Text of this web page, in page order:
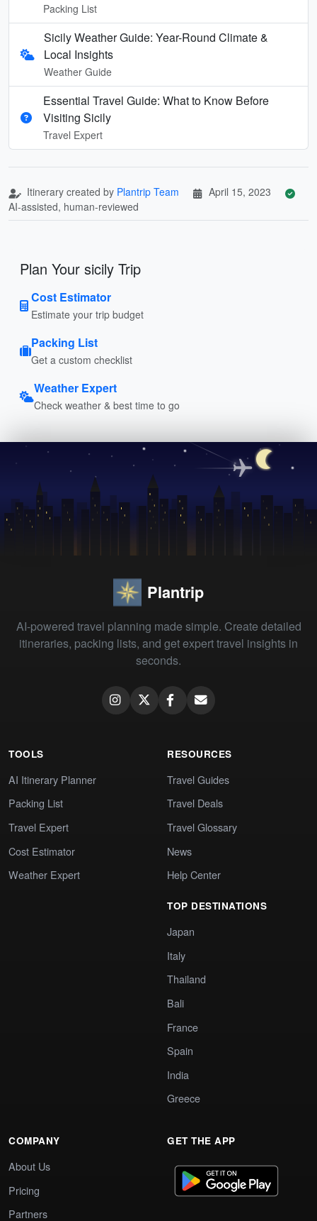
Packing List
Sicily Weather Guide: Year-Round Climate &
Local Insights
Weather Guide
Essential Travel Guide: What to Know Before
Visiting Sicily
Travel Expert
Itinerary created by Plantrip Team
April 15, 2023
AI-assisted, human-reviewed
Plan Your sicily Trip
Cost Estimator
Estimate your trip budget
Packing List
Get a custom checklist
Weather Expert
Check weather & best time to go
Plantrip
AI-powered travel planning made simple. Create detailed
itineraries, packing lists, and get expert travel insights in
seconds.
TOOLS
AI Itinerary Planner
Packing List
Travel Expert
Cost Estimator
Weather Expert
RESOURCES
Travel Guides
Travel Deals
Travel Glossary
News
Help Center
TOP DESTINATIONS
Japan
Italy
Thailand
Bali
France
Spain
India
Greece
COMPANY
About Us
Pricing
Partners
GET THE APP